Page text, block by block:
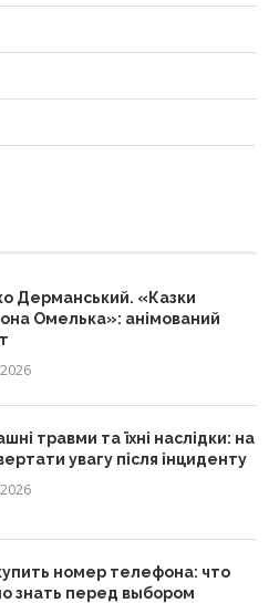
Дерманський. «Казки
Омелька»: анімований
травми та їхні наслідки: на
увагу після інциденту
номер телефона: что
знать перед выбором